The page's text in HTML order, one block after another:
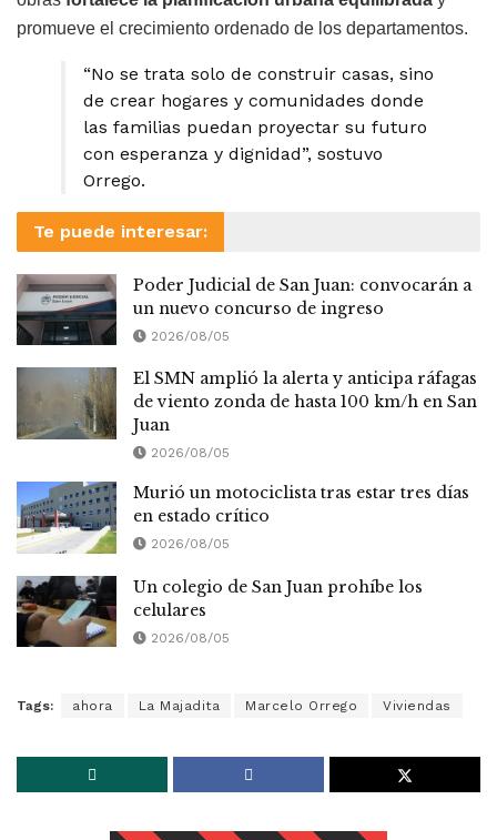
promueve el crecimiento ordenado de los departamentos.
“No se trata solo de construir casas, sino
de crear hogares y comunidades donde
las familias puedan proyectar su futuro
con esperanza y dignidad”, sostuvo
Orrego.
Te puede interesar:
Poder Judicial de San Juan: convocarán a
un nuevo concurso de ingreso
2026/08/05
El SMN amplió la alerta y anticipa ráfagas
de viento zonda de hasta 100 km/h en San
Juan
2026/08/05
Murió un motociclista tras estar tres días
en estado crítico
2026/08/05
Un colegio de San Juan prohíbe los
celulares
2026/08/05
Tags: ahora La Majadita Marcelo Orrego Viviendas